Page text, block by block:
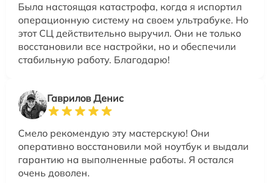
Была настоящая катастрофа, когда я испортил
операционную систему на своем ультрабуке. Но
этот СЦ действительно выручил. Они не только
восстановили все настройки, но и обеспечили
стабильную работу. Благодарю!
Гаврилов Денис
Смело рекомендую эту мастерскую! Они
оперативно восстановили мой ноутбук и выдали
гарантию на выполненные работы. Я остался
очень доволен.